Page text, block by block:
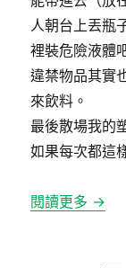
人朝台上丟瓶
裡裝危險液體
違禁物品其實
來飲料。
最後散場我的
如果每次都這
閱讀更多 →